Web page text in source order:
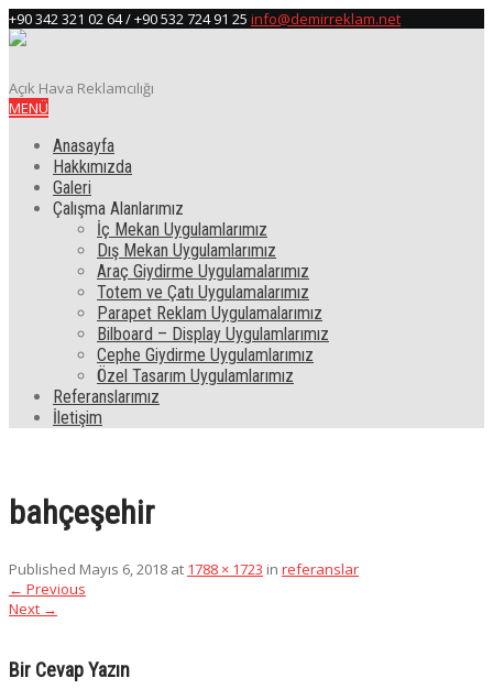
+90 342 321 02 64 / +90 532 724 91 25 info@demirreklam.net
Açık Hava Reklamcılığı
MENÜ
Anasayfa
Hakkımızda
Galeri
Çalışma Alanlarımız
İç Mekan Uygulamlarımız
Dış Mekan Uygulamlarımız
Araç Giydirme Uygulamalarımız
Totem ve Çatı Uygulamalarımız
Parapet Reklam Uygulamalarımız
Bilboard – Display Uygulamlarımız
Cephe Giydirme Uygulamlarımız
Özel Tasarım Uygulamlarımız
Referanslarımız
İletişim
bahçeşehir
Published Mayıs 6, 2018 at 1788 × 1723 in referanslar
← Previous
Next →
Bir Cevap Yazın